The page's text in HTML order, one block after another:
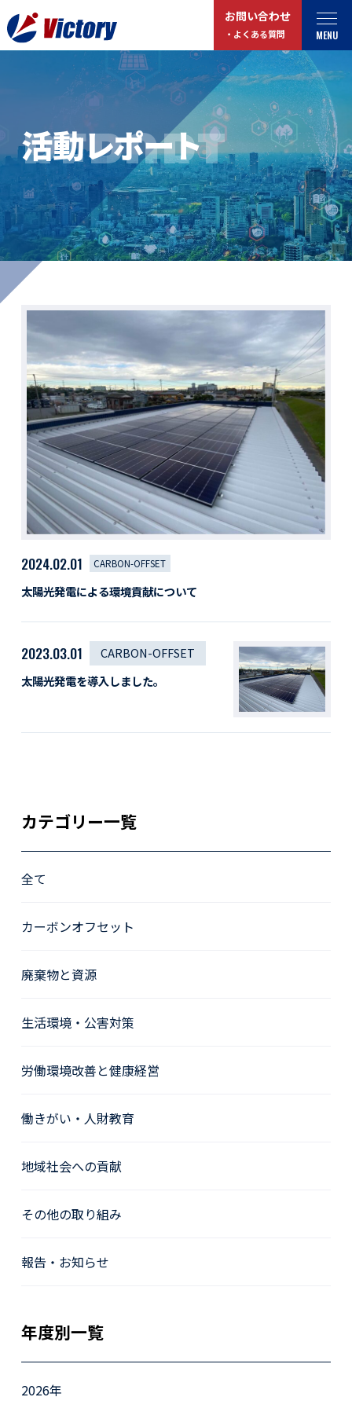
MENU
お問い合わせ
・よくある質問
事業紹介
総合解体 / 解体事業
産業廃棄物収集/ 運搬
企業概要
私たちについて
サステナビリティ
活動レポート
最新情報
お役立ちコラム
プライバシーポリシー
お問い合わせ
よくある質問
採用情報
社員紹介
社員インタビュー
育休取得者インタビュー
福利厚生
募集要項一覧
ドライバー職場体験
採用エントリー
よくある質問
Social link
サイト内検索
活動レポート
REPORT
2024.02.01 CARBON-OFFSET
太陽光発電による環境貢献について
2023.03.01
CARBON-OFFSET
太陽光発電を導入しました。
カテゴリー一覧
全て
カーボンオフセット
廃棄物と資源
生活環境・公害対策
労働環境改善と健康経営
働きがい・人財教育
地域社会への貢献
その他の取り組み
報告・お知らせ
年度別一覧
2026年